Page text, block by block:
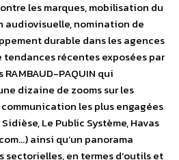
les marques, mobilisation du
audiovisuelle, nomination de
durable dans les agences
récentes exposées par
PAQUIN qui
dizaine de zooms sur les
les plus engagées
Sidièse, Le Public Système, Havas
ainsi qu’un panorama
en termes d’outils et